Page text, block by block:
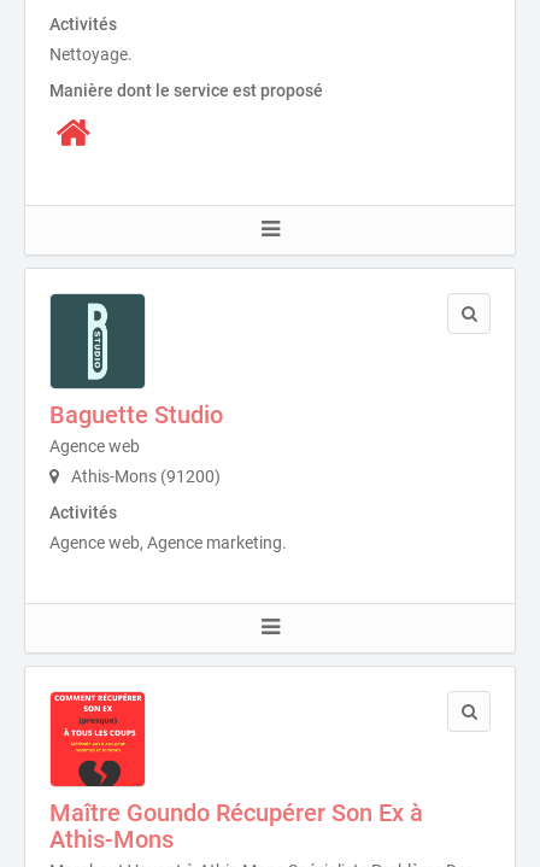
Activités
Nettoyage.
Manière dont le service est proposé
Baguette Studio
Agence web
Athis-Mons (91200)
Activités
Agence web, Agence marketing.
Maître Goundo Récupérer Son Ex à
Athis-Mons